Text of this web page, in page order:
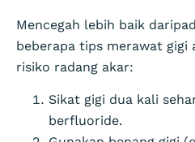
Mencegah lebih baik
beberapa tips merawat gigi
risiko radang akar:
Sikat gigi dua kali
berfluoride.